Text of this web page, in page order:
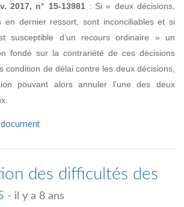
2017, n° 15-13981: Si « deux décisions,
en dernier ressort, sont inconciliables et si
susceptible d’un recours ordinaire » un
fondé sur la contrariété de ces décisions
condition de délai contre les deux décisions,
pouvant alors annuler l’une des deux
des difficultés des
- il y a 8 ans